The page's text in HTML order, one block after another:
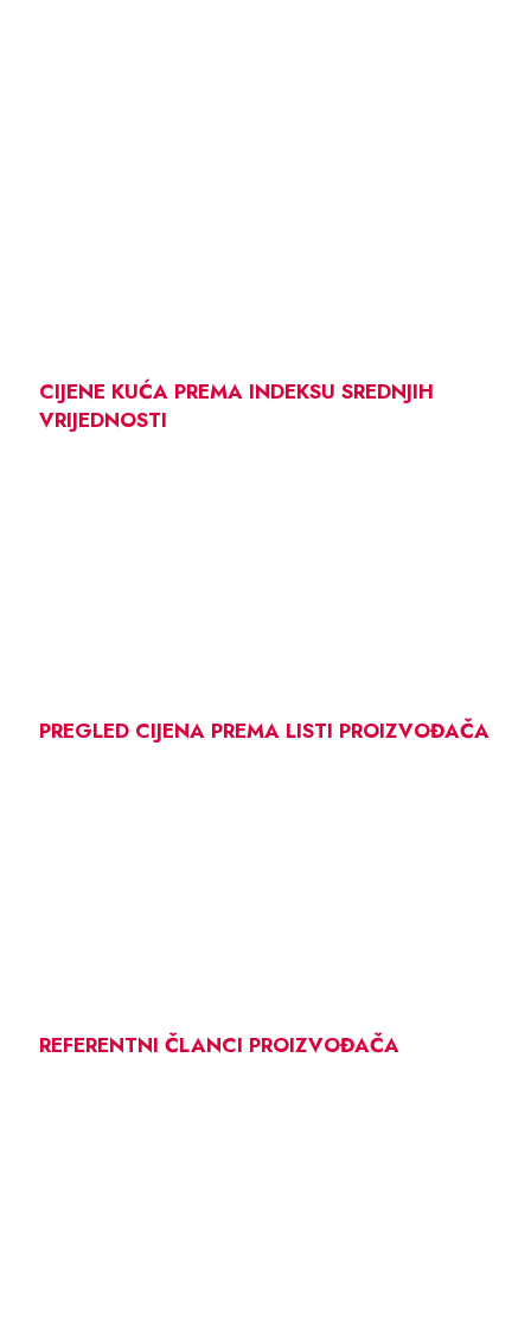
CIJENE KUĆA PREMA INDEKSU SREDNJIH
VRIJEDNOSTI
PREGLED CIJENA PREMA LISTI PROIZVOĐAČA
REFERENTNI ČLANCI PROIZVOĐAČA